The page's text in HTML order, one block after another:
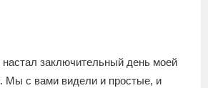
заключительный день моей
Мы с вами видели и простые, и